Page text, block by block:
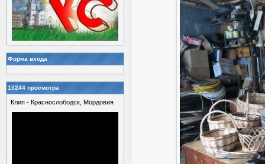
Форма входа
15244 просмотра
Клип - Краснослободск, Мордовия